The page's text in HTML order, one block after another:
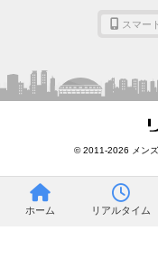
スマー
© 2011-2026 メン
ホーム リアルタイム